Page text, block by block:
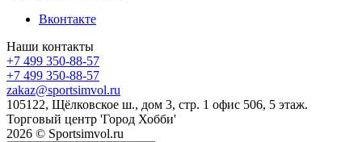
Вконтакте
Наши контакты
+7 499 350-88-57
+7 499 350-88-57
zakaz@sportsimvol.ru
105122, Щёлковское ш., дом 3, стр. 1 офис 506, 5 этаж.
Торговый центр 'Город Хобби'
2026 © Sportsimvol.ru